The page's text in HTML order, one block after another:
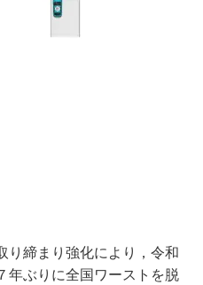
締まり強化により，令和
年ぶりに全国ワーストを脱